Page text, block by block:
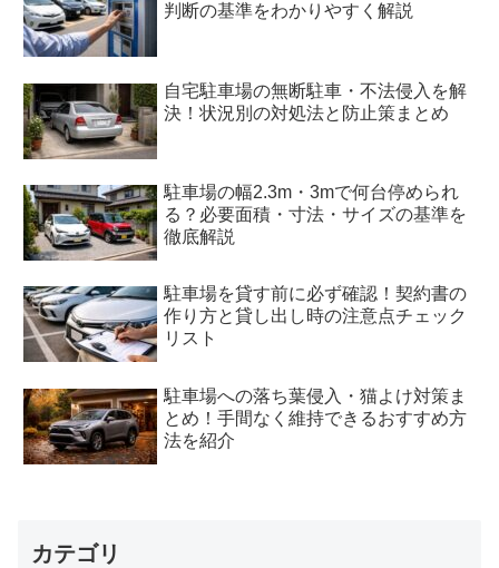
判断の基準をわかりやすく解説
自宅駐車場の無断駐車・不法侵入を解
決！状況別の対処法と防止策まとめ
駐車場の幅2.3m・3mで何台停められ
る？必要面積・寸法・サイズの基準を
徹底解説
駐車場を貸す前に必ず確認！契約書の
作り方と貸し出し時の注意点チェック
リスト
駐車場への落ち葉侵入・猫よけ対策ま
とめ！手間なく維持できるおすすめ方
法を紹介
カテゴリ